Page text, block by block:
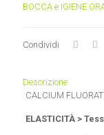
BOCCA e IGIENE
Condividi
Descrizione
CALCIUM
ELASTICITÀ >